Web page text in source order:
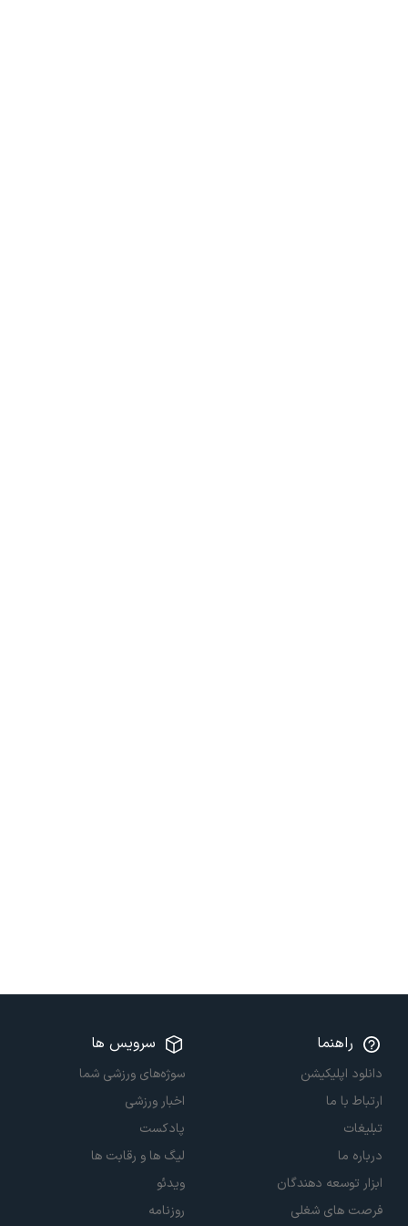
راهنما
دانلود اپلیکیشن
ارتباط با ما
تبلیغات
درباره ما
ابزار توسعه دهندگان
فرصت های شغلی
سرویس ها
سوژه‌های ورزشی شما
اخبار ورزشی
پادکست
لیگ ها و رقابت ها
ویدئو
روزنامه